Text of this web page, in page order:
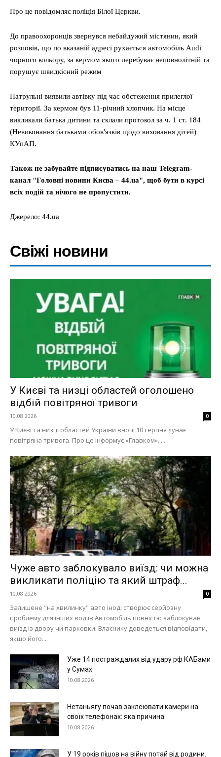
Про це повідомляє поліція Білої Церкви.
До правоохоронців звернувся небайдужий містянин, який
розповів, що по вказаній адресі рухається автомобіль Audi
чорного кольору, за кермом якого перебуває неповнолітній та
порушує швидкісний режим
Патрульні виявили автівку під час обстеження прилеглої
території. За кермом був 11-річний хлопчик. На місце
викликали батька дитини та склали протокол за ч. 1 ст. 184
(Невиконання батьками обов'язків щодо виховання дітей)
КУпАП.
Також не забувайте підписуватись на наш Telegram-
канал "Головні новини Києва – 44.ua", щоб бути в курсі
всіх подій та нічого не пропустити.
Джерело: 44.ua
Свіжі новини
У Києві та низці областей оголошено
відбій повітряної тривоги
10.08.2026 0
У Києві та низці областей України вночі 10 серпня лунає
повітряна тривога. Про це інформує «Главком». ...
Чуже авто заблокувало виїзд: чи можна
викликати поліцію та який штраф...
10.08.2026 0
Залишене "на хвилинку" авто іноді створює серйозну
проблему для інших водіїв Автомобіль повністю заблокував
виїзд із двору чи парковки. Власнику доведеться відповідати,
якщо його...
Уже 14 постраждалих від удару рф КАБами
у Сумах
10.08.2026
Нетаньягу почав заклеювати камери на
своїх телефонах: яка причина
10.08.2026
У 19 років пішов на війну потай від родини.